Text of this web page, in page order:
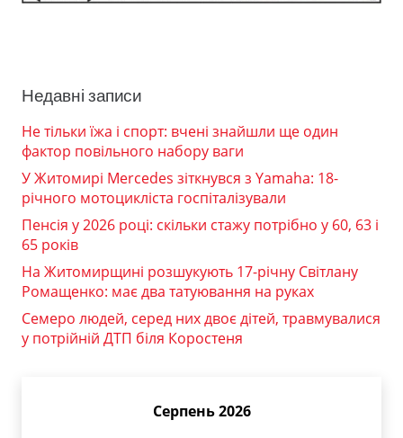
Недавні записи
Не тільки їжа і спорт: вчені знайшли ще один
фактор повільного набору ваги
У Житомирі Mercedes зіткнувся з Yamaha: 18-
річного мотоцикліста госпіталізували
Пенсія у 2026 році: скільки стажу потрібно у 60, 63 і
65 років
На Житомирщині розшукують 17-річну Світлану
Ромащенко: має два татуювання на руках
Семеро людей, серед них двоє дітей, травмувалися
у потрійній ДТП біля Коростеня
Серпень 2026